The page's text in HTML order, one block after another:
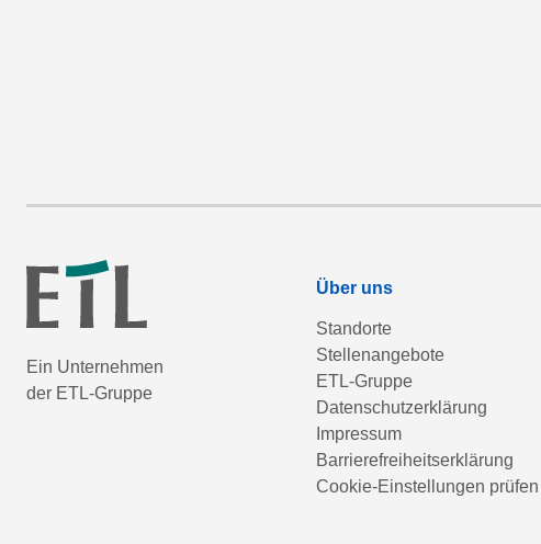
Ein Unternehmen
der ETL-Gruppe
Über uns
Standorte
Stellenangebote
ETL-Gruppe
Datenschutzerklärung
Impressum
Barrierefreiheitserklärung
Cookie-Einstellungen prüfen